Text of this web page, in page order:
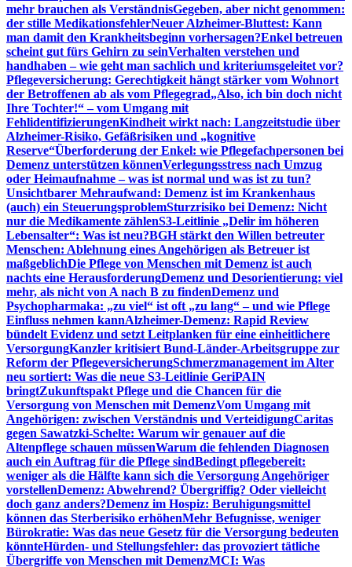
mehr brauchen als VerständnisGegeben, aber nicht genommen:
der stille MedikationsfehlerNeuer Alzheimer-Bluttest: Kann
man damit den Krankheitsbeginn vorhersagen?Enkel betreuen
scheint gut fürs Gehirn zu seinVerhalten verstehen und
handhaben – wie geht man sachlich und kriteriumsgeleitet vor?
Pflegeversicherung: Gerechtigkeit hängt stärker vom Wohnort
der Betroffenen ab als vom Pflegegrad„Also, ich bin doch nicht
Ihre Tochter!“ – vom Umgang mit
FehlidentifizierungenKindheit wirkt nach: Langzeitstudie über
Alzheimer-Risiko, Gefäßrisiken und „kognitive
Reserve“Überforderung der Enkel: wie Pflegefachpersonen bei
Demenz unterstützen könnenVerlegungsstress nach Umzug
oder Heimaufnahme – was ist normal und was ist zu tun?
Unsichtbarer Mehraufwand: Demenz ist im Krankenhaus
(auch) ein SteuerungsproblemSturzrisiko bei Demenz: Nicht
nur die Medikamente zählenS3-Leitlinie „Delir im höheren
Lebensalter“: Was ist neu?BGH stärkt den Willen betreuter
Menschen: Ablehnung eines Angehörigen als Betreuer ist
maßgeblichDie Pflege von Menschen mit Demenz ist auch
nachts eine HerausforderungDemenz und Desorientierung: viel
mehr, als nicht von A nach B zu findenDemenz und
Psychopharmaka: „zu viel“ ist oft „zu lang“ – und wie Pflege
Einfluss nehmen kannAlzheimer-Demenz: Rapid Review
bündelt Evidenz und setzt Leitplanken für eine einheitlichere
VersorgungKanzler kritisiert Bund-Länder-Arbeitsgruppe zur
Reform der PflegeversicherungSchmerzmanagement im Alter
neu sortiert: Was die neue S3-Leitlinie GeriPAIN
bringtZukunftspakt Pflege und die Chancen für die
Versorgung von Menschen mit DemenzVom Umgang mit
Angehörigen: zwischen Verständnis und VerteidigungCaritas
gegen Sawatzki-Schelte: Warum wir genauer auf die
Altenpflege schauen müssenWarum die fehlenden Diagnosen
auch ein Auftrag für die Pflege sindBedingt pflegebereit:
weniger als die Hälfte kann sich die Versorgung Angehöriger
vorstellenDemenz: Abwehrend? Übergriffig? Oder vielleicht
doch ganz anders?Demenz im Hospiz: Beruhigungsmittel
können das Sterberisiko erhöhenMehr Befugnisse, weniger
Bürokratie: Was das neue Gesetz für die Versorgung bedeuten
könnteHürden- und Stellungsfehler: das provoziert tätliche
Übergriffe von Menschen mit DemenzMCI: Was